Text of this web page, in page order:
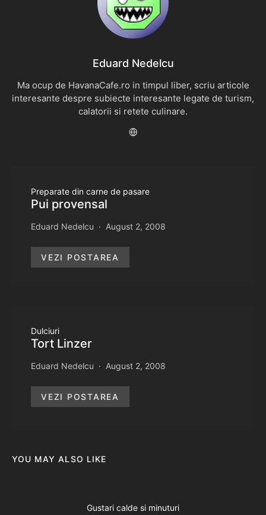
Eduard Nedelcu
Ma ocup de HavanaCafe.ro in timpul liber, scriu articole
interesante despre subiecte interesante legate de turism,
calatorii si retete culinare.
Preparate din carne de pasare
Pui provensal
Eduard Nedelcu August 2, 2008
VEZI POSTAREA
Dulciuri
Tort Linzer
Eduard Nedelcu August 2, 2008
VEZI POSTAREA
YOU MAY ALSO LIKE
Gustari calde si minuturi